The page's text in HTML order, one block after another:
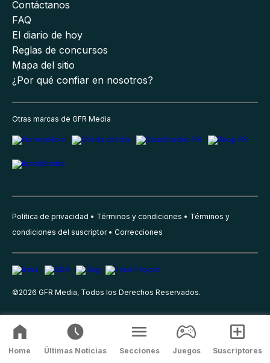
Contáctanos
FAQ
El diario de hoy
Reglas de concursos
Mapa del sitio
¿Por qué confiar en nosotros?
Otras marcas de GFR Media
Política de privacidad Términos y condiciones
Términos y
condiciones del suscriptor
Correcciones
©2026 GFR Media, Todos los Derechos Reservados.
Home Últimas Noticias Secciones Juegos Suscriptores